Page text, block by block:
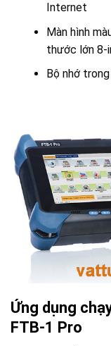
Internet
Màn hình
thước lớn 8-
Bộ nhớ
Ứng dụng
FTB-1 Pro